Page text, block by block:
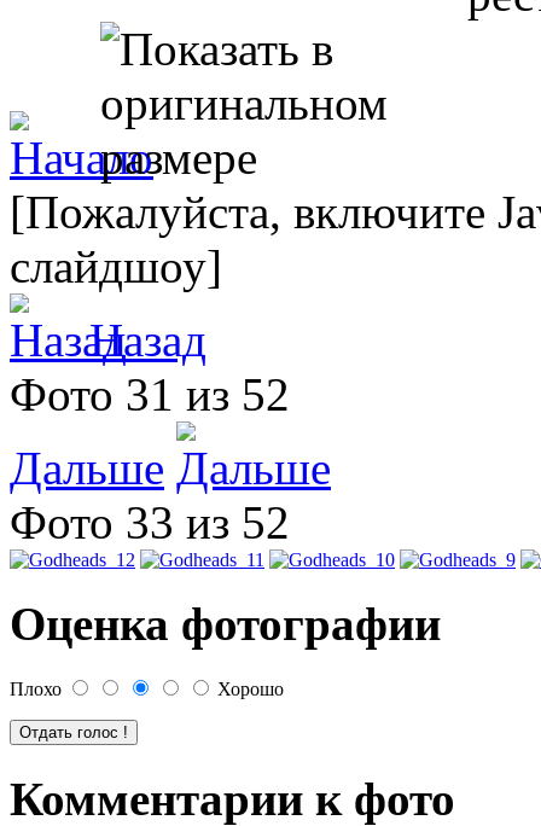
[Пожалуйста, включите
слайдшоу]
Назад
Фото 31 из 52
Дальше
Фото 33 из 52
Оценка фотографии
Плохо Хорошо
Комментарии к фото